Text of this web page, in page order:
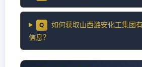
Q
如何获取山西潞安化工集团
信息？